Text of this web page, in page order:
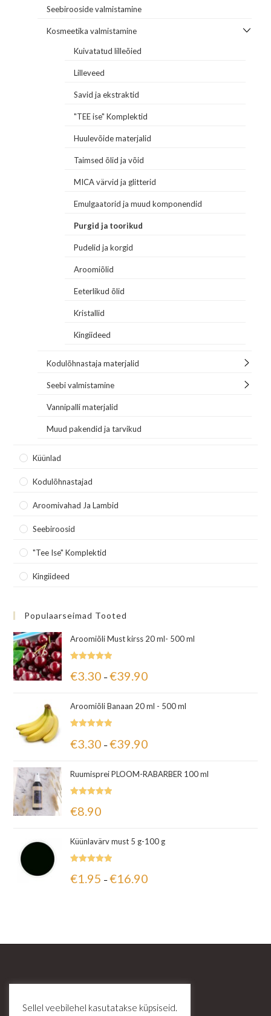
Seebirooside valmistamine
Kosmeetika valmistamine
Kuivatatud lilleõied
Lilleveed
Savid ja ekstraktid
"TEE ise" Komplektid
Huulevõide materjalid
Taimsed õlid ja võid
MICA värvid ja glitterid
Emulgaatorid ja muud komponendid
Purgid ja toorikud
Pudelid ja korgid
Aroomiõlid
Eeterlikud õlid
Kristallid
Kingiideed
Kodulõhnastaja materjalid
Seebi valmistamine
Vannipalli materjalid
Muud pakendid ja tarvikud
Küünlad
Kodulõhnastajad
Aroomivahad Ja Lambid
Seebiroosid
"Tee Ise" Komplektid
Kingiideed
Populaarseimad Tooted
Aroomiõli Must kirss 20 ml- 500 ml
5.00/ 5
€3.30 – €39.90
Aroomiõli Banaan 20 ml - 500 ml
5.00/ 5
€3.30 – €39.90
Ruumisprei PLOOM-RABARBER 100 ml
5.00/ 5
€8.90
Küünlavärv must 5 g-100 g
5.00/ 5
€1.95 – €16.90
Sellel veebilehel kasutatakse küpsiseid.